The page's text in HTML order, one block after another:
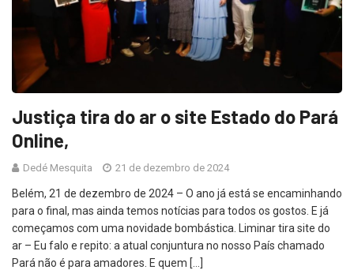
Justiça tira do ar o site Estado do Pará
Online,
Dedé Mesquita 21 de dezembro de 2024
Belém, 21 de dezembro de 2024 – O ano já está se encaminhando
para o final, mas ainda temos notícias para todos os gostos. E já
começamos com uma novidade bombástica. Liminar tira site do
ar – Eu falo e repito: a atual conjuntura no nosso País chamado
Pará não é para amadores. E quem […]